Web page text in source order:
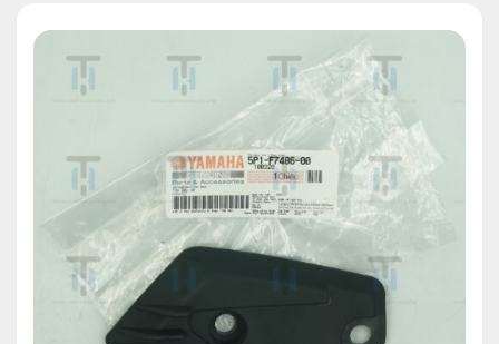
Không có sản phẩm nào trong giỏ hàng